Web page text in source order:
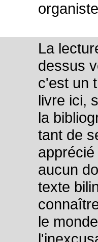
La
dessus
c'est un
livre ici,
la
tant de
aucun
texte
le